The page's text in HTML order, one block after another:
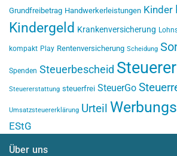
Grundfreibetrag Handwerkerleistungen Kinder
Kindergeld Krankenversicherung
kompakt Play Rentenversicherung Scheidung
Spenden Steuerbescheid
Steuererstattung steuerfrei SteuerGo
Umsatzsteuererklärung Urteil
EStG
Über uns